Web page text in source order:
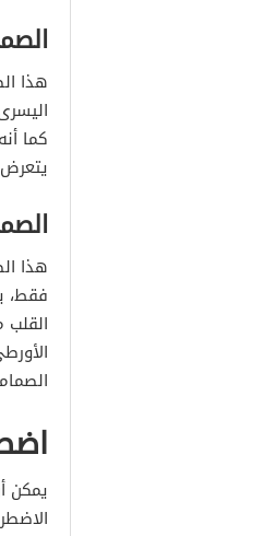
هذا
كما
هذا
فقط،
القلب
يمكن